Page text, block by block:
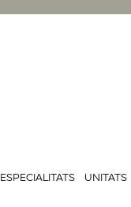
ESPECIALITATS UNITATS